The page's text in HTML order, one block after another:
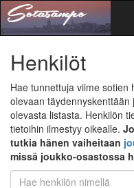
Henkilöt
Hae tunnettuja viime sotien
olevaan
olevasta listasta. Henkilön
tietoihin ilmestyy oikealle.
tutkia hänen vaiheitaan
missä joukko-osastossa